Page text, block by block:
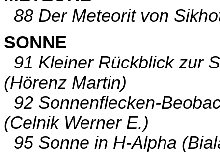
88 Der Meteorit von
SONNE
91 Kleiner Rückblick zur
(Hörenz Martin)
92 Sonnenflecken-
(Celnik Werner E.)
95 Sonne in H-Alpha